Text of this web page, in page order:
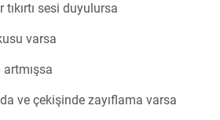
sesi duyulursa
varsa
artmışsa
ve çekişinde zayıflama varsa